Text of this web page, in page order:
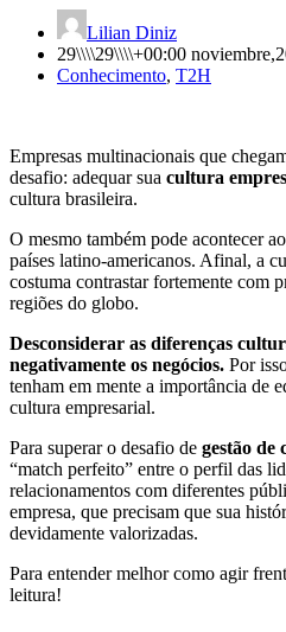
Lilian Diniz
29\\\\29\\\\+00:00
Conhecimento, T2H
Empresas multinacionais que
desafio: adequar sua cultura
cultura brasileira.
O mesmo também pode acontecer
países latino-americanos. Afinal, a
costuma contrastar fortemente com
regiões do globo.
Desconsiderar as diferenças
negativamente os negócios. Por
tenham em mente a importância de
cultura empresarial.
Para superar o desafio de gestão de
“match perfeito” entre o perfil das
relacionamentos com diferentes
empresa, que precisam que sua
devidamente valorizadas.
Para entender melhor como agir
leitura!